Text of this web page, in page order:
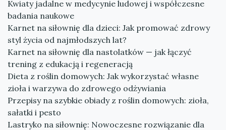
Kwiaty jadalne w medycynie ludowej i współczesne
badania naukowe
Karnet na siłownię dla dzieci: Jak promować zdrowy
styl życia od najmłodszych lat?
Karnet na siłownię dla nastolatków — jak łączyć
trening z edukacją i regeneracją
Dieta z roślin domowych: Jak wykorzystać własne
zioła i warzywa do zdrowego odżywiania
Przepisy na szybkie obiady z roślin domowych: zioła,
sałatki i pesto
Lastryko na siłownię: Nowoczesne rozwiązanie dla